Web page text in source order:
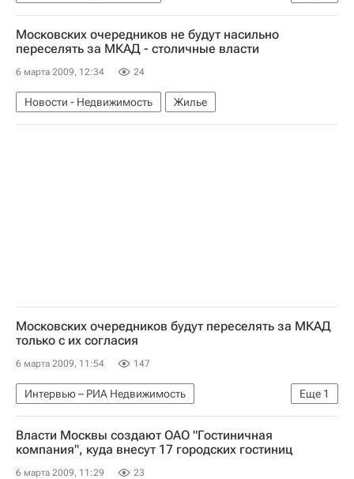
Коммерческая недвижимость
Московских очередников не будут насильно
переселять за МКАД - столичные власти
6 марта 2009, 12:34 24
Новости - Недвижимость Жилье
Московских очередников будут переселять за МКАД
только с их согласия
6 марта 2009, 11:54 147
Еще 1
Интервью – РИА Недвижимость
Крупным планом
Власти Москвы создают ОАО "Гостиничная
компания", куда внесут 17 городских гостиниц
6 марта 2009, 11:29 23